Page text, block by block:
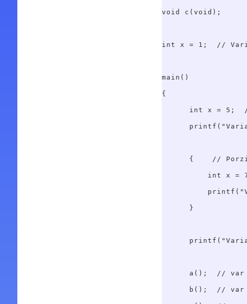
void c(void);
int x = 1;  //
main()
{
int x = 5;
{    //
int x =
      }
a();  // var
b();  // var